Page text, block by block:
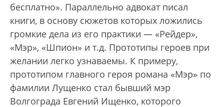
бесплатно». Параллельно адвокат писал
книги, в основу сюжетов которых ложились
громкие дела из его практики — «Рейдер»,
«Мэр», «Шпион» и т.д. Прототипы героев при
желании легко узнаваемы. К примеру,
прототипом главного героя романа «Мэр» по
фамилии Лущенко стал бывший мэр
Волгограда Евгений Ищенко, которого